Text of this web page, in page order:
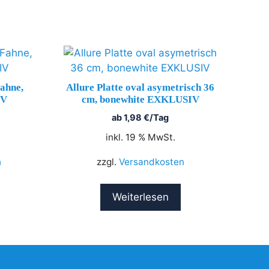
Allure Platte oval asymetrisch 36
cm, bonewhite EXKLUSIV
ab1,98 €/Tag
inkl. 19 % MwSt.
zzgl. Versandkosten
Weiterlesen